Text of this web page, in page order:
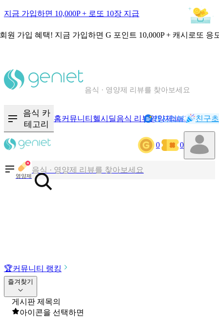
지금 가입하면 10,000P + 로또 10장 지급
원 가입 혜택! 지금 가입하면 G 포인트 10,000P + 캐시로또 응
칼로리와 영양성분을 검색해보세요
음식 카
테고리
홈커뮤니티 헬시딜음식 리뷰영양제NEW기록
캐시리뷰 친구
0 0
영양제
칼로리와 영양성분을 검색해보세요
혈당 · 다이어트 음식 검색해보세요
🏆커뮤니티 랭킹
즐겨찾기
게시판 제목의
아이콘을 선택하면